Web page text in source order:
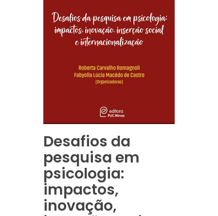
Desafios da
pesquisa em
psicologia:
impactos,
inovação,